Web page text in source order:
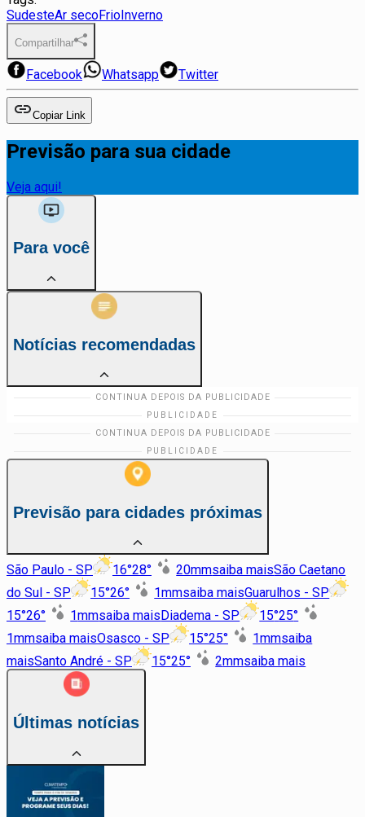
SudesteAr secoFrioInverno
Compartilhar
Facebook Whatsapp Twitter
Copiar Link
Previsão para sua cidade
Veja aqui!
Para você
Notícias recomendadas
Previsão para cidades próximas
São Paulo - SP 16°28° 20mmsaiba maisSão Caetano
do Sul - SP
15°26° 1mmsaiba maisGuarulhos - SP
15°26° 1mmsaiba mais Diadema - SP 15°25°
1mmsaiba maisOsasco - SP 15°25° 1mmsaiba
maisSanto André - SP 15°25° 2mmsaiba mais
Últimas notícias